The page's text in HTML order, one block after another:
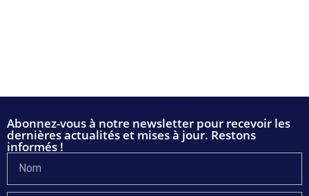
Abonnez-vous à notre newsletter pour recevoir les
dernières actualités et mises à jour. Restons
informés !